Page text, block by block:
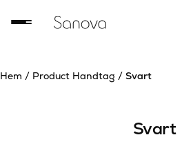
Hem / Product Handtag / Svart
Svart